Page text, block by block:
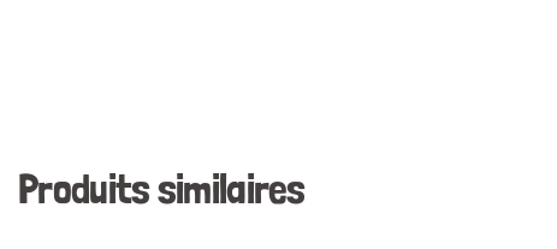
Produits similaires